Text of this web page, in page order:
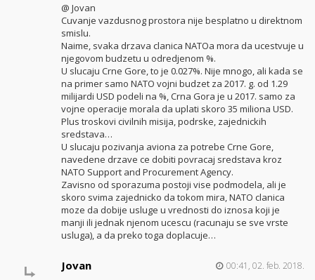
@ Jovan
Cuvanje vazdusnog prostora nije besplatno u direktnom
smislu.
Naime, svaka drzava clanica NATOa mora da ucestvuje u
njegovom budzetu u odredjenom %.
U slucaju Crne Gore, to je 0.027%. Nije mnogo, ali kada se
na primer samo NATO vojni budzet za 2017. g. od 1.29
milijardi USD podeli na %, Crna Gora je u 2017. samo za
vojne operacije morala da uplati skoro 35 miliona USD.
Plus troskovi civilnih misija, podrske, zajednickih
sredstava…
U slucaju pozivanja aviona za potrebe Crne Gore,
navedene drzave ce dobiti povracaj sredstava kroz
NATO Support and Procurement Agency.
Zavisno od sporazuma postoji vise podmodela, ali je
skoro svima zajednicko da tokom mira, NATO clanica
moze da dobije usluge u vrednosti do iznosa koji je
manji ili jednak njenom ucescu (racunaju se sve vrste
usluga), a da preko toga doplacuje…
Jovan 00:41, 02. feb. 2018.